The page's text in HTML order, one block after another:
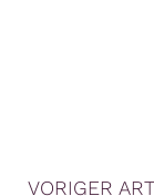
VORIGER